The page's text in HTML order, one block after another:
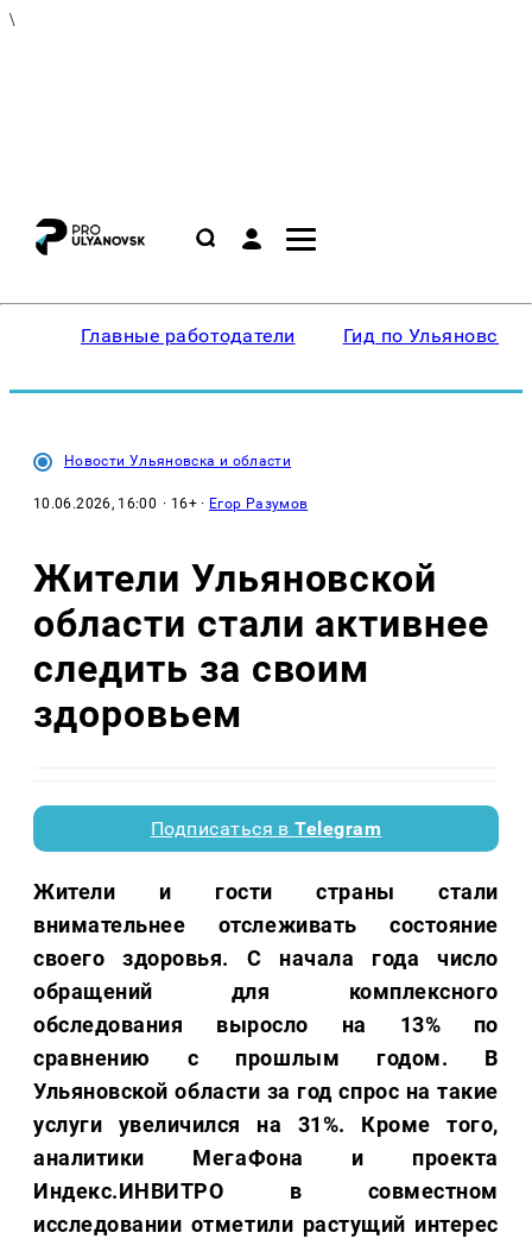
\
Главные работодатели Гид по Ульяновску
Новости Ульяновска и области
10.06.2026, 16:00 · 16+ · Егор Разумов
Жители Ульяновской
области стали активнее
следить за своим
здоровьем
Подписаться вTelegram
Жители и гости страны стали
внимательнее отслеживать состояние
своего здоровья. С начала года число
обращений для комплексного
обследования выросло на 13% по
сравнению с прошлым годом. В
Ульяновской области за год спрос на такие
услуги увеличился на 31%. Кроме того,
аналитики МегаФона и проекта
Индекс.ИНВИТРО в совместном
исследовании отметили растущий интерес